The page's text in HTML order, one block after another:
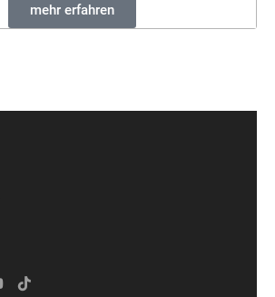
mehr erfahren